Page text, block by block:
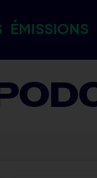
ÉMISSIONS